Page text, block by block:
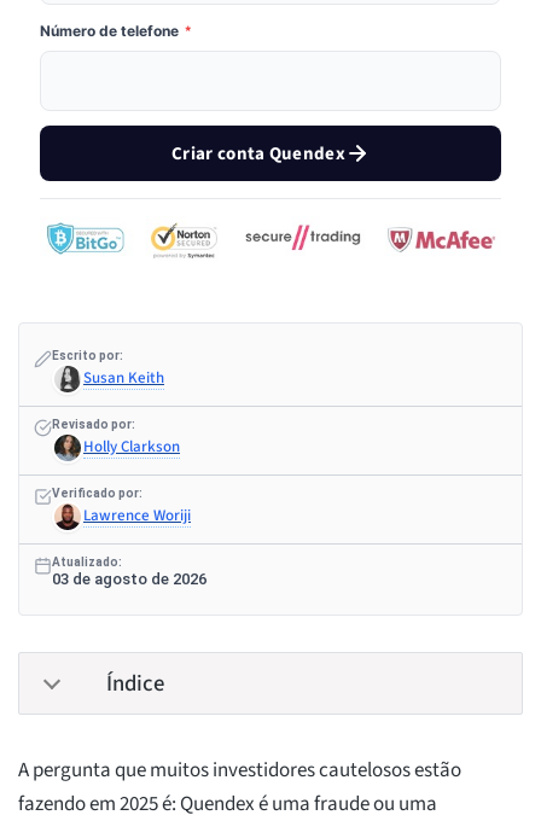
Número de telefone *
Criar conta Quendex
Escrito por:
Susan Keith
Revisado por:
Holly Clarkson
Verificado por:
Lawrence Woriji
Atualizado:
03 de agosto de 2026
Índice
A pergunta que muitos investidores cautelosos estão
fazendo em 2025 é: Quendex é uma fraude ou uma